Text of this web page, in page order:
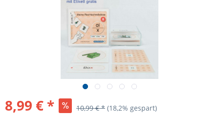
8,99 € * 10,99 € * (18,2% gespart)